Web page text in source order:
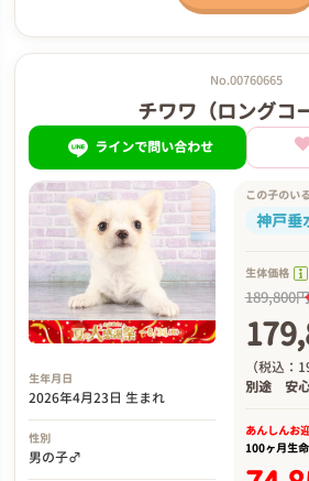
No.00760665
チワワ（ロングコ
ラインで問い合わせ
生年月日
2026年4月23日 生まれ
性別
男の子♂
この子のい
神戸垂
生体価格
189,800円
（税込：
別途 安
あんしんお
100ヶ月生